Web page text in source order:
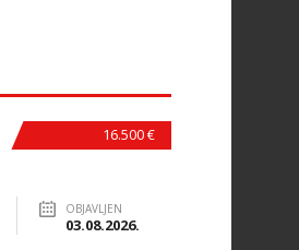
16.500 €
OBJAVLJEN
03.08.2026.